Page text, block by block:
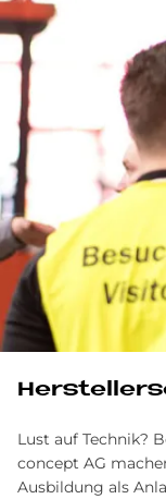
Lust auf Technik?
concept AG
Ausbildung als